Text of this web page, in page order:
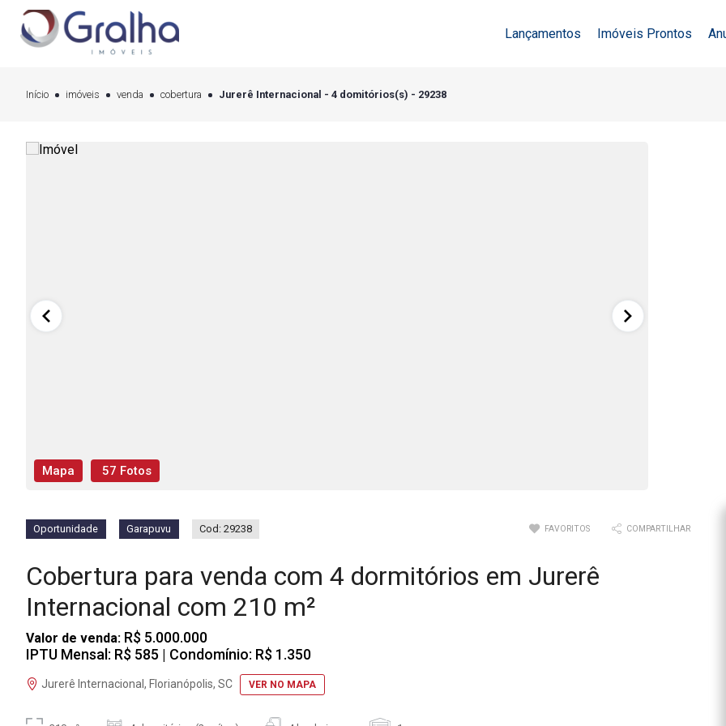
Lançamentos Imóveis Prontos
Início imóveis venda cobertura Jurerê Internacional - 4 domitórios(s) - 29238
Mapa 57 Fotos
Oportunidade Garapuvu Cod: 29238 FAVORITOS COMPARTILHAR
Cobertura para venda com 4 dormitórios em Jurerê
Internacional com 210 m²
Valor de venda: R$ 5.000.000
IPTU Mensal: R$ 585 | Condomínio: R$ 1.350
Jurerê Internacional, Florianópolis, SC VER NO MAPA